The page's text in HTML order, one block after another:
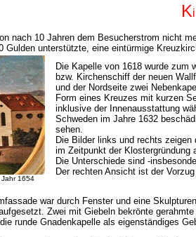
K
nach 10 Jahren dem Besucherstrom nicht
Gulden unterstützte, eine eintürmige
1654
Die Kapelle von 1618 wurde zum
bzw. Kirchenschiff der neuen
und der Nordseite zwei
Form eines Kreuzes mit kurzen
inklusive der Innenausstattung
Schweden im Jahre 1632
sehen.
Die Bilder links und rechts
im Zeitpunkt der Klostergründung
Die Unterschiede sind -
Der rechten Ansicht ist der
war durch Fenster und eine
Zwei mit Giebeln bekrönte
runde Gnadenkapelle als eigenständiges